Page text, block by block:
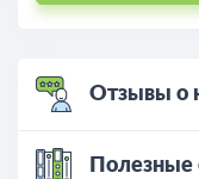
Отзывы о
Полезные